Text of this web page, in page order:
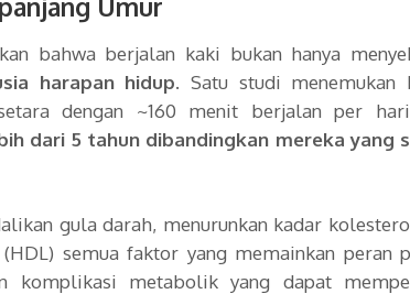
bahwa berjalan kaki bukan hanya
harapan hidup. Satu studi menemukan
dengan ~160 menit berjalan per
dari 5 tahun dibandingkan mereka yang
gula darah, menurunkan kadar
semua faktor yang memainkan peran
komplikasi metabolik yang dapat